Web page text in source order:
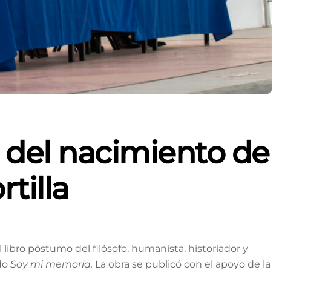
del nacimiento de
libro póstumo del filósofo, humanista, historiador y
Soy mi memoria. La obra se publicó con el apoyo de la